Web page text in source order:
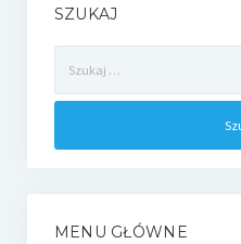
SZUKAJ
MENU GŁÓWNE